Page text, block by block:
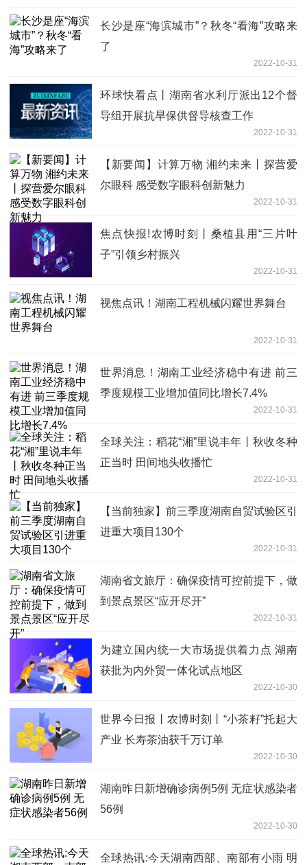
长沙是座“海滨城市”？秋冬“看海”攻略来
了
2022-10-31
环球快看点丨湖南省水利厅派出12个督
导组开展抗旱保供督导核查工作
2022-10-31
【新要闻】计算万物 湘约未来丨探营爱
尔眼科 感受数字眼科创新魅力
2022-10-31
焦点快报!农博时刻丨桑植县用“三片叶
子”引领乡村振兴
2022-10-31
视焦点讯！湖南工程机械闪耀世界舞台
2022-10-31
世界消息！湖南工业经济稳中有进 前三
季度规模工业增加值同比增长7.4%
2022-10-31
全球关注：稻花“湘”里说丰年丨秋收冬种
正当时 田间地头收播忙
2022-10-31
【当前独家】前三季度湖南自贸试验区引
进重大项目130个
2022-10-31
湖南省文旅厅：确保疫情可控前提下，做
到景点景区“应开尽开”
2022-10-31
为建立国内统一大市场提供着力点 湖南
获批为内外贸一体化试点地区
2022-10-30
世界今日报丨农博时刻丨“小茶籽”托起大
产业 长寿茶油获千万订单
2022-10-30
湖南昨日新增确诊病例5例 无症状感染者
56例
2022-10-30
全球热讯:今天湖南西部、南部有小雨 明